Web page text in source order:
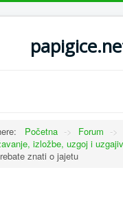
Početna -> Forum ->
izložbe, uzgoj i
znati o jajetu